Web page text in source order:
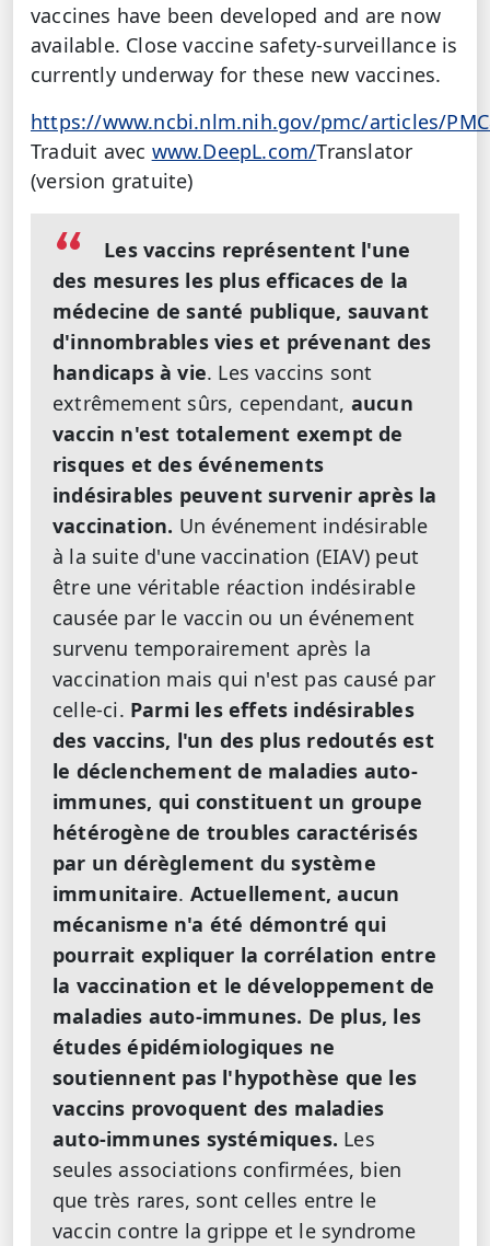
vaccines have been developed and are now
available. Close vaccine safety-surveillance is
currently underway for these new vaccines.
https://www.ncbi.nlm.nih.gov/pmc/articles/
Traduit avec www.DeepL.com/Translator
(version gratuite)
Les vaccins représentent l'une
des mesures les plus efficaces de la
médecine de santé publique, sauvant
d'innombrables vies et prévenant des
handicaps à vie. Les vaccins sont
extrêmement sûrs, cependant, aucun
vaccin n'est totalement exempt de
risques et des événements
indésirables peuvent survenir après la
vaccination. Un événement indésirable
à la suite d'une vaccination (EIAV) peut
être une véritable réaction indésirable
causée par le vaccin ou un événement
survenu temporairement après la
vaccination mais qui n'est pas causé par
celle-ci. Parmi les effets indésirables
des vaccins, l'un des plus redoutés est
le déclenchement de maladies auto-
immunes, qui constituent un groupe
hétérogène de troubles caractérisés
par un dérèglement du système
immunitaire. Actuellement, aucun
mécanisme n'a été démontré qui
pourrait expliquer la corrélation entre
la vaccination et le développement de
maladies auto-immunes. De plus, les
études épidémiologiques ne
soutiennent pas l'hypothèse que les
vaccins provoquent des maladies
auto-immunes systémiques. Les
seules associations confirmées, bien
que très rares, sont celles entre le
vaccin contre la grippe et le syndrome